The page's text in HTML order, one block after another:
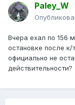
Paley_W
Вчера ехал по 156
остановке после
официально не
действительности?